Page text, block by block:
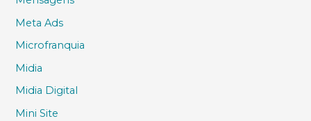
Meta Ads
Microfranquia
Midia
Midia Digital
Mini Site